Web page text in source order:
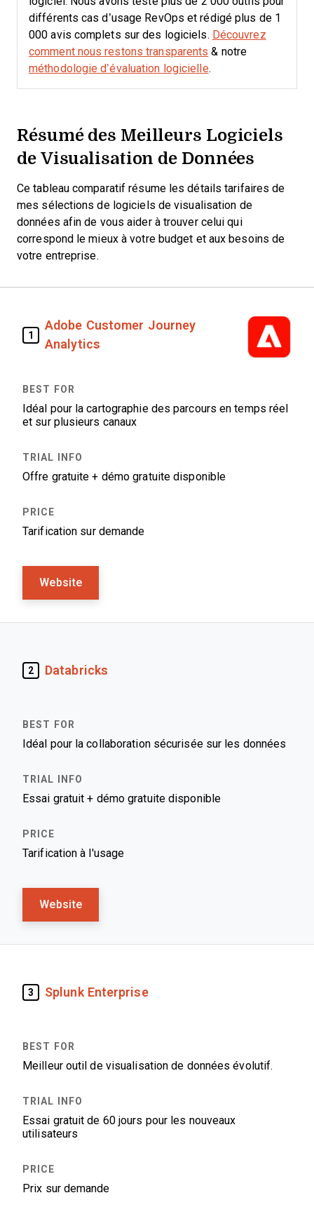
différents cas d’usage RevOps et rédigé plus de 1
000 avis complets sur des logiciels. Découvrez
comment nous restons transparents & notre
méthodologie d’évaluation logicielle.
Résumé des Meilleurs Logiciels
de Visualisation de Données
Ce tableau comparatif résume les détails tarifaires de
mes sélections de logiciels de visualisation de
données afin de vous aider à trouver celui qui
correspond le mieux à votre budget et aux besoins de
votre entreprise.
1
Adobe Customer Journey
Analytics
Idéal pour la cartographie des parcours en temps réel
et sur plusieurs canaux
Offre gratuite + démo gratuite disponible
Tarification sur demande
Website
2 Databricks
Idéal pour la collaboration sécurisée sur les données
Essai gratuit + démo gratuite disponible
Tarification à l'usage
Website
3 Splunk Enterprise
Meilleur outil de visualisation de données évolutif.
Essai gratuit de 60 jours pour les nouveaux
utilisateurs
Prix sur demande